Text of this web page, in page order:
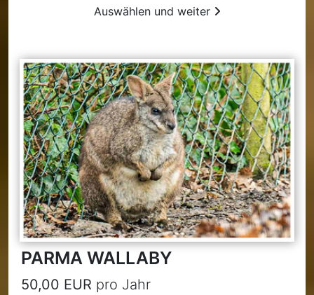
Auswählen und weiter
PARMA WALLABY
50,00 EUR pro Jahr